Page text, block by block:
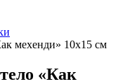
мехенди» 10х15 см
«Как